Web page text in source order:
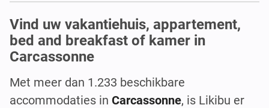
Vind uw vakantiehuis, appartement,
bed and breakfast of kamer in
Carcassonne
Met meer dan 1.233 beschikbare
accommodaties in Carcassonne, is Likibu er